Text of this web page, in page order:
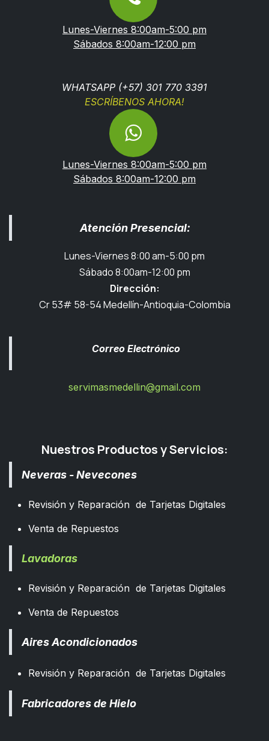
Lunes-Viernes 8:00am-5:00 pm
Sábados 8:00am-12:00 pm
WHATSAPP (+57) 301 770 3391
ESCRÍBENOS AHORA!
Lunes-Viernes 8:00am-5:00 pm
Sábados 8:00am-12:00 pm
Atención Presencial:
Lunes-Viernes 8:00 am-5:00 pm
Sábado 8:00am-12:00 pm
Dirección:
Cr 53# 58-54 Medellín-Antioquia-Colombia
Correo Electrónico
servimasmedellin@gmail.com
Nuestros Productos y Servicios:
Neveras - Nevecones
Revisión y Reparación de Tarjetas Digitales
Venta de Repuestos
Lavadoras
Revisión y Reparación de Tarjetas Digitales
Venta de Repuestos
Aires Acondicionados
Revisión y Reparación de Tarjetas Digitales
Fabricadores de Hielo